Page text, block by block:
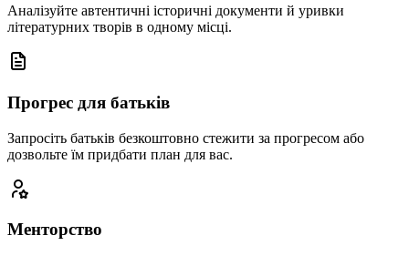
Аналізуйте автентичні історичні документи й уривки
літературних творів в одному місці.
Прогрес для батьків
Запросіть батьків безкоштовно стежити за прогресом або
дозвольте їм придбати план для вас.
Менторство